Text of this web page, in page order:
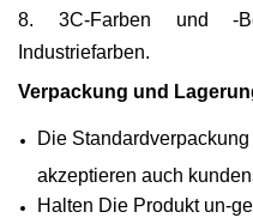
8. 3C-Farben und -
Industriefarben.
Verpackung und
Die
akzeptieren auch
Halten Die Produkt un-